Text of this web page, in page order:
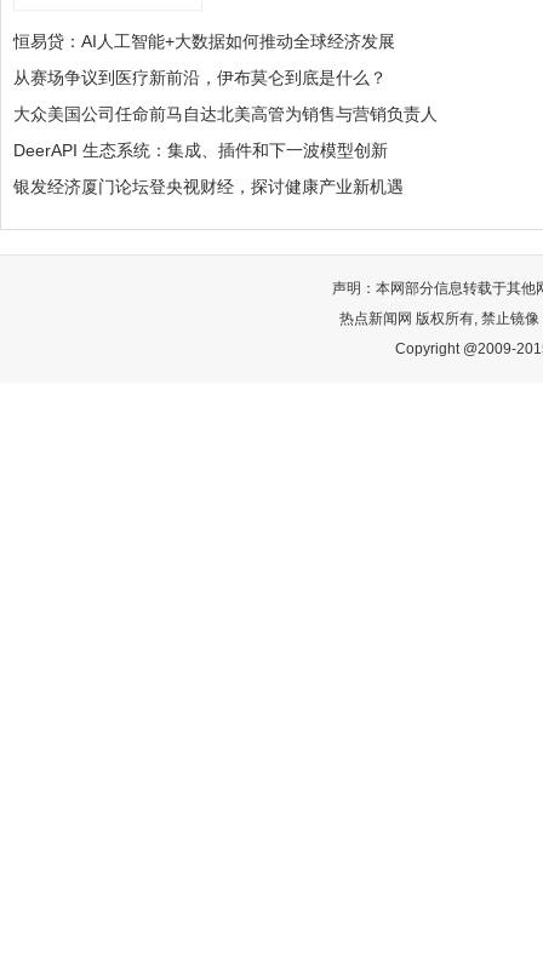
恒易贷：AI人工智能+大数据如何推动全球经济发展
从赛场争议到医疗新前沿，伊布莫仑到底是什么？
大众美国公司任命前马自达北美高管为销售与营销负责人
DeerAPI 生态系统：集成、插件和下一波模型创新
银发经济厦门论坛登央视财经，探讨健康产业新机遇
声明：本网部分信息转载于其他
热点新闻网 版权所有, 禁止镜
Copyright @2009-